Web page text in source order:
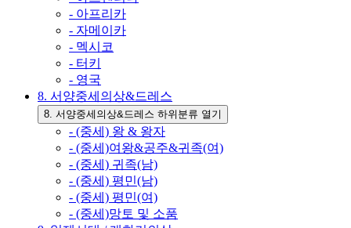
- 아프리카
- 자메이카
- 멕시코
- 터키
- 영국
8. 서양중세의상&드레스
8. 서양중세의상&드레스 하위분류 열기
- (중세) 왕 & 왕자
- (중세)여왕&공주&귀족(여)
- (중세) 귀족(남)
- (중세) 평민(남)
- (중세) 평민(여)
- (중세)망토 및 소품